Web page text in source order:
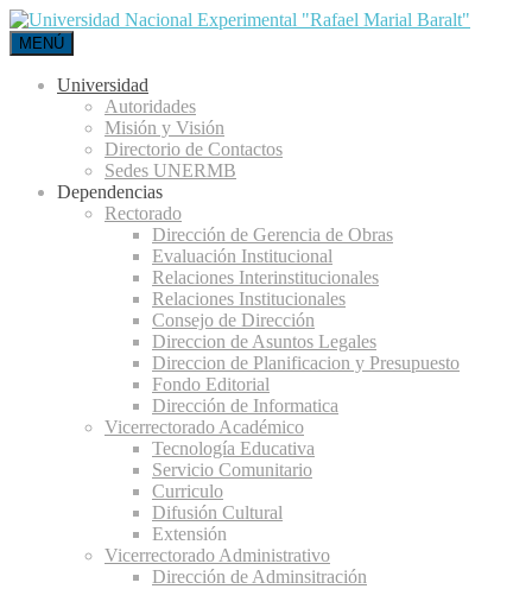
MENÚ
Universidad
Autoridades
Misión y Visión
Directorio de Contactos
Sedes UNERMB
Dependencias
Rectorado
Dirección de Gerencia de Obras
Evaluación Institucional
Relaciones Interinstitucionales
Relaciones Institucionales
Consejo de Dirección
Direccion de Asuntos Legales
Direccion de Planificacion y Presupuesto
Fondo Editorial
Dirección de Informatica
Vicerrectorado Académico
Tecnología Educativa
Servicio Comunitario
Curriculo
Difusión Cultural
Extensión
Vicerrectorado Administrativo
Dirección de Adminsitración